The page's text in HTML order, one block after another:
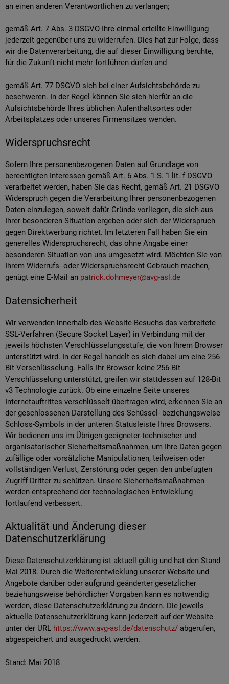
an einen anderen Verantwortlichen zu verlangen;
gemäß Art. 7 Abs. 3 DSGVO Ihre einmal erteilte Einwilligung
jederzeit gegenüber uns zu widerrufen. Dies hat zur Folge, dass
wir die Datenverarbeitung, die auf dieser Einwilligung beruhte,
für die Zukunft nicht mehr fortführen dürfen und
gemäß Art. 77 DSGVO sich bei einer Aufsichtsbehörde zu
beschweren. In der Regel können Sie sich hierfür an die
Aufsichtsbehörde Ihres üblichen Aufenthaltsortes oder
Arbeitsplatzes oder unseres Firmensitzes wenden.
Widerspruchsrecht
Sofern Ihre personenbezogenen Daten auf Grundlage von
berechtigten Interessen gemäß Art. 6 Abs. 1 S. 1 lit. f DSGVO
verarbeitet werden, haben Sie das Recht, gemäß Art. 21 DSGVO
Widerspruch gegen die Verarbeitung Ihrer personenbezogenen
Daten einzulegen, soweit dafür Gründe vorliegen, die sich aus
Ihrer besonderen Situation ergeben oder sich der Widerspruch
gegen Direktwerbung richtet. Im letzteren Fall haben Sie ein
generelles Widerspruchsrecht, das ohne Angabe einer
besonderen Situation von uns umgesetzt wird. Möchten Sie von
Ihrem Widerrufs- oder Widerspruchsrecht Gebrauch machen,
genügt eine E-Mail an patrick.dohmeyer@avg-asl.de
Datensicherheit
Wir verwenden innerhalb des Website-Besuchs das verbreitete
SSL-Verfahren (Secure Socket Layer) in Verbindung mit der
jeweils höchsten Verschlüsselungsstufe, die von Ihrem Browser
unterstützt wird. In der Regel handelt es sich dabei um eine 256
Bit Verschlüsselung. Falls Ihr Browser keine 256-Bit
Verschlüsselung unterstützt, greifen wir stattdessen auf 128-Bit
v3 Technologie zurück. Ob eine einzelne Seite unseres
Internetauftrittes verschlüsselt übertragen wird, erkennen Sie an
der geschlossenen Darstellung des Schüssel- beziehungsweise
Schloss-Symbols in der unteren Statusleiste Ihres Browsers.
Wir bedienen uns im Übrigen geeigneter technischer und
organisatorischer Sicherheitsmaßnahmen, um Ihre Daten gegen
zufällige oder vorsätzliche Manipulationen, teilweisen oder
vollständigen Verlust, Zerstörung oder gegen den unbefugten
Zugriff Dritter zu schützen. Unsere Sicherheitsmaßnahmen
werden entsprechend der technologischen Entwicklung
fortlaufend verbessert.
Aktualität und Änderung dieser
Datenschutzerklärung
Diese Datenschutzerklärung ist aktuell gültig und hat den Stand
Mai 2018. Durch die Weiterentwicklung unserer Website und
Angebote darüber oder aufgrund geänderter gesetzlicher
beziehungsweise behördlicher Vorgaben kann es notwendig
werden, diese Datenschutzerklärung zu ändern. Die jeweils
aktuelle Datenschutzerklärung kann jederzeit auf der Website
unter der URL https://www.avg-asl.de/datenschutz/ abgerufen,
abgespeichert und ausgedruckt werden.
Stand: Mai 2018